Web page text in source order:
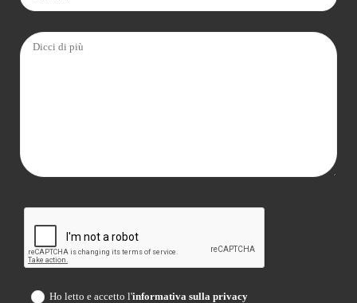
Ho letto e accetto l'informativa sulla privacy